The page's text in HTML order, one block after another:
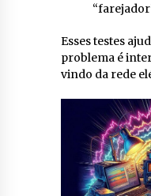
Esses testes
problema é
vindo da rede